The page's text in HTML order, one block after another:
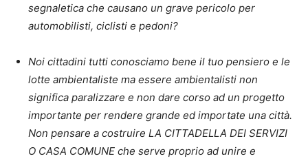
segnaletica che causano un grave pericolo per
automobilisti, ciclisti e pedoni?
Noi cittadini tutti conosciamo bene il tuo pensiero e le
lotte ambientaliste ma essere ambientalisti non
significa paralizzare e non dare corso ad un progetto
importante per rendere grande ed importate una città.
Non pensare a costruire LA CITTADELLA DEI SERVIZI
O CASA COMUNE che serve proprio ad unire e